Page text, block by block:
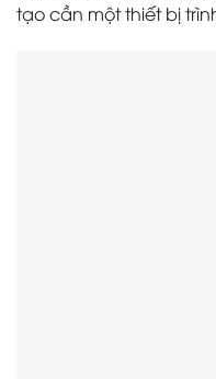
tạo cần một thiết bị